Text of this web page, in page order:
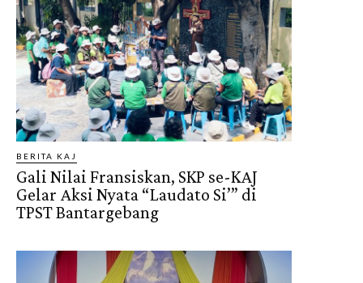
BERITA KAJ
Gali Nilai Fransiskan, SKP se-KAJ
Gelar Aksi Nyata “Laudato Si’” di
TPST Bantargebang